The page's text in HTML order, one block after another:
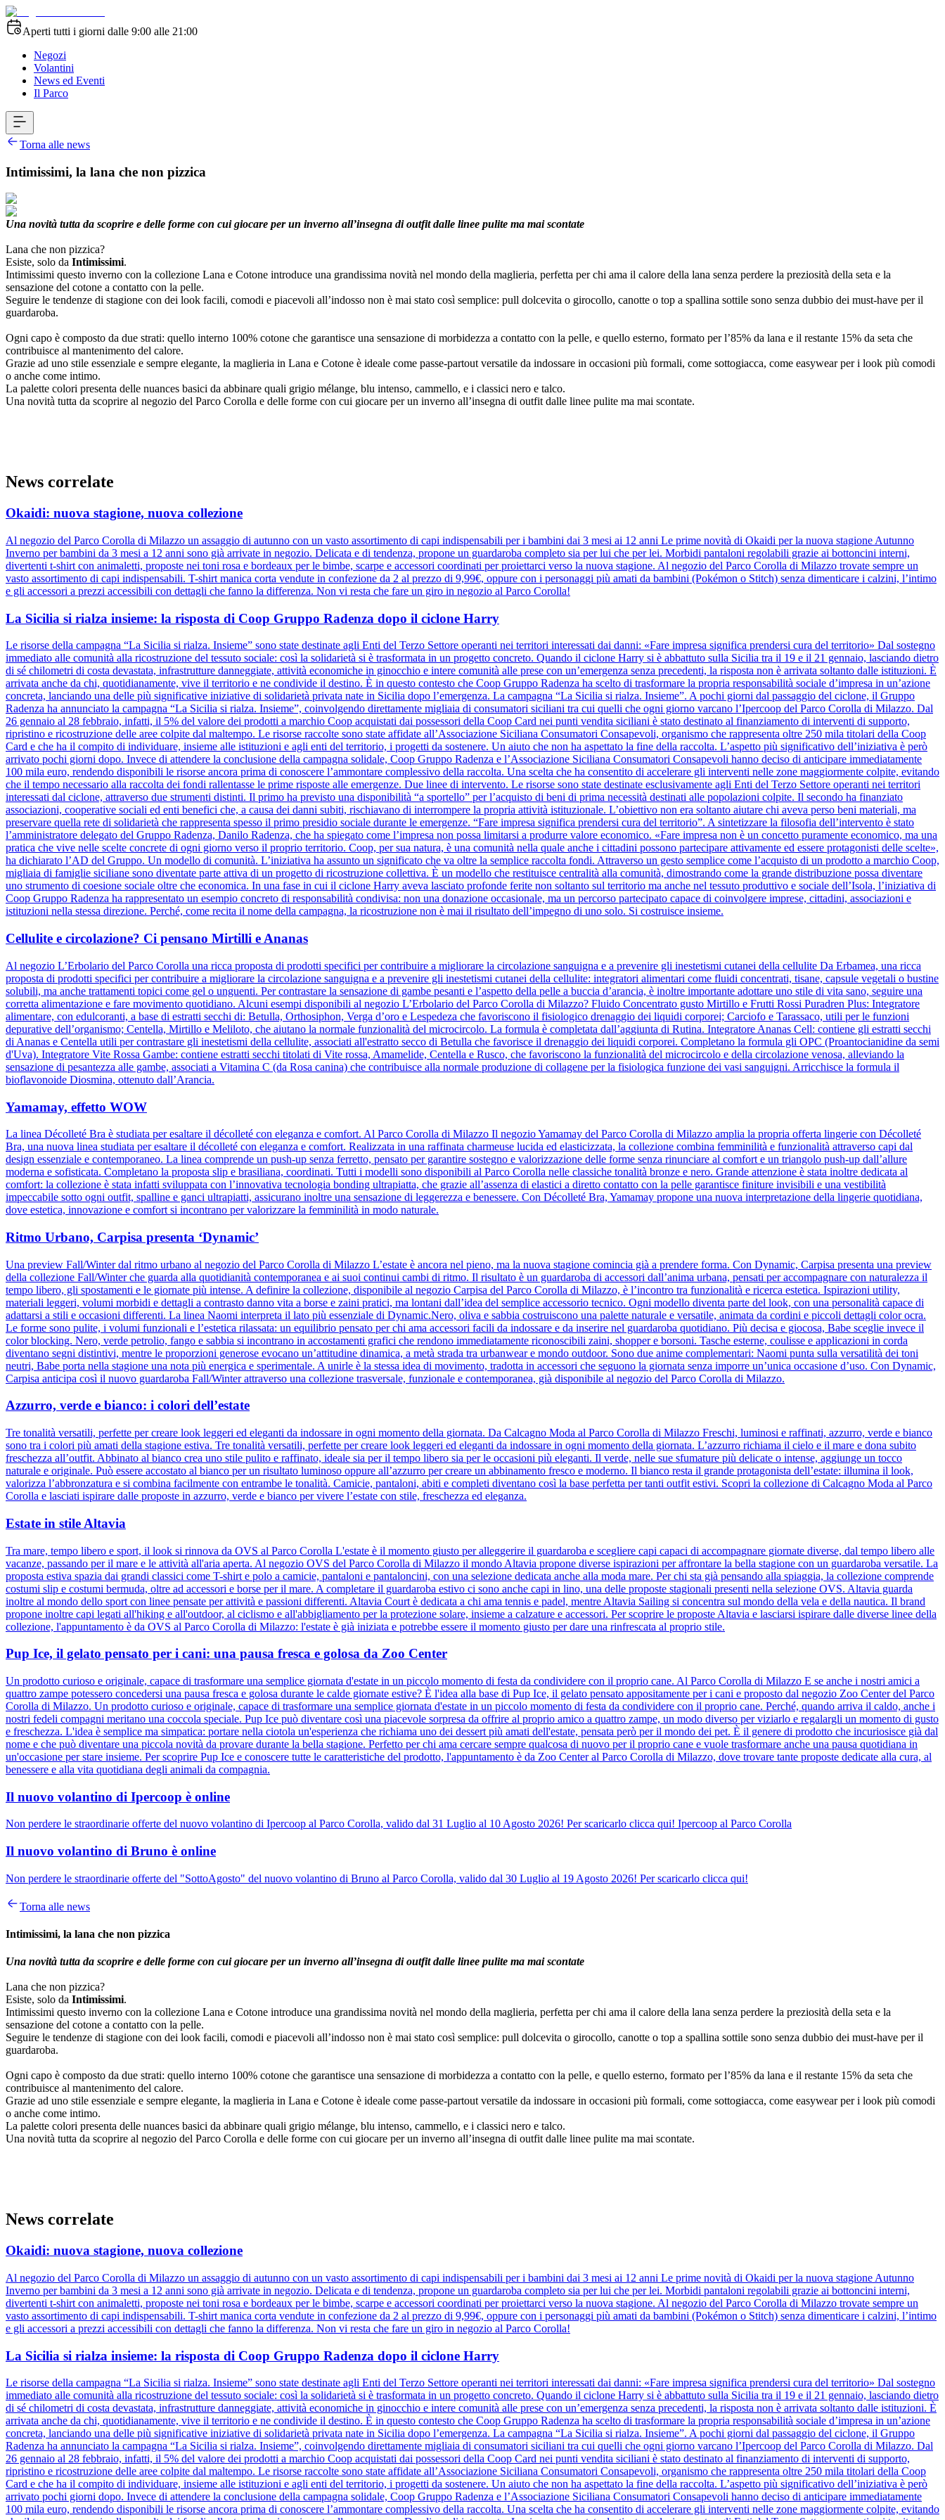
Aperti tutti i giorni dalle 9:00 alle 21:00
Negozi
Volantini
News ed Eventi
Il Parco
Torna alle news
Intimissimi, la lana che non pizzica
Una novità tutta da scoprire e delle forme con cui giocare per un inverno all’insegna di outfit dalle linee pulite ma mai scontate
Lana che non pizzica?
Esiste, solo da Intimissimi.
Intimissimi questo inverno con la collezione Lana e Cotone introduce una grandissima novità nel mondo della maglieria, perfetta per chi ama il calore della lana senza perdere la preziosità della seta e la
sensazione del cotone a contatto con la pelle.
Seguire le tendenze di stagione con dei look facili, comodi e piacevoli all’indosso non è mai stato così semplice: pull dolcevita o girocollo, canotte o top a spallina sottile sono senza dubbio dei must-have per il
guardaroba.
Ogni capo è composto da due strati: quello interno 100% cotone che garantisce una sensazione di morbidezza a contatto con la pelle, e quello esterno, formato per l’85% da lana e il restante 15% da seta che
contribuisce al mantenimento del calore.
Grazie ad uno stile essenziale e sempre elegante, la maglieria in Lana e Cotone è ideale come passe-partout versatile da indossare in occasioni più formali, come sottogiacca, come easywear per i look più comodi
o anche come intimo.
La palette colori presenta delle nuances basici da abbinare quali grigio mélange, blu intenso, cammello, e i classici nero e talco.
Una novità tutta da scoprire al negozio del Parco Corolla e delle forme con cui giocare per un inverno all’insegna di outfit dalle linee pulite ma mai scontate.
News correlate
Okaidi: nuova stagione, nuova collezione
Al negozio del Parco Corolla di Milazzo un assaggio di autunno con un vasto assortimento di capi indispensabili per i bambini dai 3 mesi ai 12 anni Le prime novità di Okaidi per la nuova stagione Autunno
Inverno per bambini da 3 mesi a 12 anni sono già arrivate in negozio. Delicata e di tendenza, propone un guardaroba completo sia per lui che per lei. Morbidi pantaloni regolabili grazie ai bottoncini interni,
divertenti t-shirt con animaletti, proposte nei toni rosa e bordeaux per le bimbe, scarpe e accessori coordinati per proiettarci verso la nuova stagione. Al negozio del Parco Corolla di Milazzo trovate sempre un
vasto assortimento di capi indispensabili. T-shirt manica corta vendute in confezione da 2 al prezzo di 9,99€, oppure con i personaggi più amati da bambini (Pokémon o Stitch) senza dimenticare i calzini, l’intimo
e gli accessori a prezzi accessibili con dettagli che fanno la differenza. Non vi resta che fare un giro in negozio al Parco Corolla!
La Sicilia si rialza insieme: la risposta di Coop Gruppo Radenza dopo il ciclone Harry
Le risorse della campagna “La Sicilia si rialza. Insieme” sono state destinate agli Enti del Terzo Settore operanti nei territori interessati dai danni: «Fare impresa significa prendersi cura del territorio» Dal sostegno
immediato alle comunità alla ricostruzione del tessuto sociale: così la solidarietà si è trasformata in un progetto concreto. Quando il ciclone Harry si è abbattuto sulla Sicilia tra il 19 e il 21 gennaio, lasciando dietro
di sé chilometri di costa devastata, infrastrutture danneggiate, attività economiche in ginocchio e intere comunità alle prese con un’emergenza senza precedenti, la risposta non è arrivata soltanto dalle istituzioni. È
arrivata anche da chi, quotidianamente, vive il territorio e ne condivide il destino. È in questo contesto che Coop Gruppo Radenza ha scelto di trasformare la propria responsabilità sociale d’impresa in un’azione
concreta, lanciando una delle più significative iniziative di solidarietà privata nate in Sicilia dopo l’emergenza. La campagna “La Sicilia si rialza. Insieme”. A pochi giorni dal passaggio del ciclone, il Gruppo
Radenza ha annunciato la campagna “La Sicilia si rialza. Insieme”, coinvolgendo direttamente migliaia di consumatori siciliani tra cui quelli che ogni giorno varcano l’Ipercoop del Parco Corolla di Milazzo. Dal
26 gennaio al 28 febbraio, infatti, il 5% del valore dei prodotti a marchio Coop acquistati dai possessori della Coop Card nei punti vendita siciliani è stato destinato al finanziamento di interventi di supporto,
ripristino e ricostruzione delle aree colpite dal maltempo. Le risorse raccolte sono state affidate all’Associazione Siciliana Consumatori Consapevoli, organismo che rappresenta oltre 250 mila titolari della Coop
Card e che ha il compito di individuare, insieme alle istituzioni e agli enti del territorio, i progetti da sostenere. Un aiuto che non ha aspettato la fine della raccolta. L’aspetto più significativo dell’iniziativa è però
arrivato pochi giorni dopo. Invece di attendere la conclusione della campagna solidale, Coop Gruppo Radenza e l’Associazione Siciliana Consumatori Consapevoli hanno deciso di anticipare immediatamente
100 mila euro, rendendo disponibili le risorse ancora prima di conoscere l’ammontare complessivo della raccolta. Una scelta che ha consentito di accelerare gli interventi nelle zone maggiormente colpite, evitando
che il tempo necessario alla raccolta dei fondi rallentasse le prime risposte alle emergenze. Due linee di intervento. Le risorse sono state destinate esclusivamente agli Enti del Terzo Settore operanti nei territori
interessati dal ciclone, attraverso due strumenti distinti. Il primo ha previsto una disponibilità “a sportello” per l’acquisto di beni di prima necessità destinati alle popolazioni colpite. Il secondo ha finanziato
associazioni, cooperative sociali ed enti benefici che, a causa dei danni subiti, rischiavano di interrompere la propria attività istituzionale. L’obiettivo non era soltanto aiutare chi aveva perso beni materiali, ma
preservare quella rete di solidarietà che rappresenta spesso il primo presidio sociale durante le emergenze. “Fare impresa significa prendersi cura del territorio”. A sintetizzare la filosofia dell’intervento è stato
l’amministratore delegato del Gruppo Radenza, Danilo Radenza, che ha spiegato come l’impresa non possa limitarsi a produrre valore economico. «Fare impresa non è un concetto puramente economico, ma una
pratica che vive nelle scelte concrete di ogni giorno verso il proprio territorio. Coop, per sua natura, è una comunità nella quale anche i cittadini possono partecipare attivamente ed essere protagonisti delle scelte»,
ha dichiarato l’AD del Gruppo. Un modello di comunità. L’iniziativa ha assunto un significato che va oltre la semplice raccolta fondi. Attraverso un gesto semplice come l’acquisto di un prodotto a marchio Coop,
migliaia di famiglie siciliane sono diventate parte attiva di un progetto di ricostruzione collettiva. È un modello che restituisce centralità alla comunità, dimostrando come la grande distribuzione possa diventare
uno strumento di coesione sociale oltre che economica. In una fase in cui il ciclone Harry aveva lasciato profonde ferite non soltanto sul territorio ma anche nel tessuto produttivo e sociale dell’Isola, l’iniziativa di
Coop Gruppo Radenza ha rappresentato un esempio concreto di responsabilità condivisa: non una donazione occasionale, ma un percorso partecipato capace di coinvolgere imprese, cittadini, associazioni e
istituzioni nella stessa direzione. Perché, come recita il nome della campagna, la ricostruzione non è mai il risultato dell’impegno di uno solo. Si costruisce insieme.
Cellulite e circolazione? Ci pensano Mirtilli e Ananas
Al negozio L’Erbolario del Parco Corolla una ricca proposta di prodotti specifici per contribuire a migliorare la circolazione sanguigna e a prevenire gli inestetismi cutanei della cellulite Da Erbamea, una ricca
proposta di prodotti specifici per contribuire a migliorare la circolazione sanguigna e a prevenire gli inestetismi cutanei della cellulite: integratori alimentari come fluidi concentrati, tisane, capsule vegetali o bustine
solubili, ma anche trattamenti topici come gel o unguenti. Per contrastare la sensazione di gambe pesanti e l’aspetto della pelle a buccia d’arancia, è inoltre importante adottare uno stile di vita sano, seguire una
corretta alimentazione e fare movimento quotidiano. Alcuni esempi disponibili al negozio L’Erbolario del Parco Corolla di Milazzo? Fluido Concentrato gusto Mirtillo e Frutti Rossi Puradren Plus: Integratore
alimentare, con edulcoranti, a base di estratti secchi di: Betulla, Orthosiphon, Verga d’oro e Lespedeza che favoriscono il fisiologico drenaggio dei liquidi corporei; Carciofo e Tarassaco, utili per le funzioni
depurative dell’organismo; Centella, Mirtillo e Meliloto, che aiutano la normale funzionalità del microcircolo. La formula è completata dall’aggiunta di Rutina. Integratore Ananas Cell: contiene gli estratti secchi
di Ananas e Centella utili per contrastare gli inestetismi della cellulite, associati all'estratto secco di Betulla che favorisce il drenaggio dei liquidi corporei. Completano la formula gli OPC (Proantocianidine da semi
d'Uva). Integratore Vite Rossa Gambe: contiene estratti secchi titolati di Vite rossa, Amamelide, Centella e Rusco, che favoriscono la funzionalità del microcircolo e della circolazione venosa, alleviando la
sensazione di pesantezza alle gambe, associati a Vitamina C (da Rosa canina) che contribuisce alla normale produzione di collagene per la fisiologica funzione dei vasi sanguigni. Arricchisce la formula il
bioflavonoide Diosmina, ottenuto dall’Arancia.
Yamamay, effetto WOW
La linea Décolleté Bra è studiata per esaltare il décolleté con eleganza e comfort. Al Parco Corolla di Milazzo Il negozio Yamamay del Parco Corolla di Milazzo amplia la propria offerta lingerie con Décolleté
Bra, una nuova linea studiata per esaltare il décolleté con eleganza e comfort. Realizzata in una raffinata charmeuse lucida ed elasticizzata, la collezione combina femminilità e funzionalità attraverso capi dal
design essenziale e contemporaneo. La linea comprende un push-up senza ferretto, pensato per garantire sostegno e valorizzazione delle forme senza rinunciare al comfort e un triangolo push-up dall’allure
moderna e sofisticata. Completano la proposta slip e brasiliana, coordinati. Tutti i modelli sono disponibili al Parco Corolla nelle classiche tonalità bronze e nero. Grande attenzione è stata inoltre dedicata al
comfort: la collezione è stata infatti sviluppata con l’innovativa tecnologia bonding ultrapiatta, che grazie all’assenza di elastici a diretto contatto con la pelle garantisce finiture invisibili e una vestibilità
impeccabile sotto ogni outfit, spalline e ganci ultrapiatti, assicurano inoltre una sensazione di leggerezza e benessere. Con Décolleté Bra, Yamamay propone una nuova interpretazione della lingerie quotidiana,
dove estetica, innovazione e comfort si incontrano per valorizzare la femminilità in modo naturale.
Ritmo Urbano, Carpisa presenta ‘Dynamic’
Una preview Fall/Winter dal ritmo urbano al negozio del Parco Corolla di Milazzo L’estate è ancora nel pieno, ma la nuova stagione comincia già a prendere forma. Con Dynamic, Carpisa presenta una preview
della collezione Fall/Winter che guarda alla quotidianità contemporanea e ai suoi continui cambi di ritmo. Il risultato è un guardaroba di accessori dall’anima urbana, pensati per accompagnare con naturalezza il
tempo libero, gli spostamenti e le giornate più intense. A definire la collezione, disponibile al negozio Carpisa del Parco Corolla di Milazzo, è l’incontro tra funzionalità e ricerca estetica. Ispirazioni utility,
materiali leggeri, volumi morbidi e dettagli a contrasto danno vita a borse e zaini pratici, ma lontani dall’idea del semplice accessorio tecnico. Ogni modello diventa parte del look, con una personalità capace di
adattarsi a stili e occasioni differenti. La linea Naomi interpreta il lato più essenziale di Dynamic.Nero, oliva e sabbia costruiscono una palette naturale e versatile, animata da cordini e piccoli dettagli color ocra.
Le forme sono pulite, i volumi funzionali e l’estetica rilassata: un equilibrio pensato per chi ama accessori facili da indossare e da inserire nel guardaroba quotidiano. Più decisa e giocosa, Babe sceglie invece il
color blocking. Nero, verde petrolio, fango e sabbia si incontrano in accostamenti grafici che rendono immediatamente riconoscibili zaini, shopper e borsoni. Tasche esterne, coulisse e applicazioni in corda
diventano segni distintivi, mentre le proporzioni generose evocano un’attitudine dinamica, a metà strada tra urbanwear e mondo outdoor. Sono due anime complementari: Naomi punta sulla versatilità dei toni
neutri, Babe porta nella stagione una nota più energica e sperimentale. A unirle è la stessa idea di movimento, tradotta in accessori che seguono la giornata senza imporre un’unica occasione d’uso. Con Dynamic,
Carpisa anticipa così il nuovo guardaroba Fall/Winter attraverso una collezione trasversale, funzionale e contemporanea, già disponibile al negozio del Parco Corolla di Milazzo.
Azzurro, verde e bianco: i colori dell’estate
Tre tonalità versatili, perfette per creare look leggeri ed eleganti da indossare in ogni momento della giornata. Da Calcagno Moda al Parco Corolla di Milazzo Freschi, luminosi e raffinati, azzurro, verde e bianco
sono tra i colori più amati della stagione estiva. Tre tonalità versatili, perfette per creare look leggeri ed eleganti da indossare in ogni momento della giornata. L’azzurro richiama il cielo e il mare e dona subito
freschezza all’outfit. Abbinato al bianco crea uno stile pulito e raffinato, ideale sia per il tempo libero sia per le occasioni più eleganti. Il verde, nelle sue sfumature più delicate o intense, aggiunge un tocco
naturale e originale. Può essere accostato al bianco per un risultato luminoso oppure all’azzurro per creare un abbinamento fresco e moderno. Il bianco resta il grande protagonista dell’estate: illumina il look,
valorizza l’abbronzatura e si combina facilmente con entrambe le tonalità. Camicie, pantaloni, abiti e completi diventano così la base perfetta per tanti outfit estivi. Scopri la collezione di Calcagno Moda al Parco
Corolla e lasciati ispirare dalle proposte in azzurro, verde e bianco per vivere l’estate con stile, freschezza ed eleganza.
Estate in stile Altavia
Tra mare, tempo libero e sport, il look si rinnova da OVS al Parco Corolla L'estate è il momento giusto per alleggerire il guardaroba e scegliere capi capaci di accompagnare giornate diverse, dal tempo libero alle
vacanze, passando per il mare e le attività all'aria aperta. Al negozio OVS del Parco Corolla di Milazzo il mondo Altavia propone diverse ispirazioni per affrontare la bella stagione con un guardaroba versatile. La
proposta estiva spazia dai grandi classici come T-shirt e polo a camicie, pantaloni e pantaloncini, con una selezione dedicata anche alla moda mare. Per chi sta già pensando alla spiaggia, la collezione comprende
costumi slip e costumi bermuda, oltre ad accessori e borse per il mare. A completare il guardaroba estivo ci sono anche capi in lino, una delle proposte stagionali presenti nella selezione OVS. Altavia guarda
inoltre al mondo dello sport con linee pensate per attività e passioni differenti. Altavia Court è dedicata a chi ama tennis e padel, mentre Altavia Sailing si concentra sul mondo della vela e della nautica. Il brand
propone inoltre capi legati all'hiking e all'outdoor, al ciclismo e all'abbigliamento per la protezione solare, insieme a calzature e accessori. Per scoprire le proposte Altavia e lasciarsi ispirare dalle diverse linee della
collezione, l'appuntamento è da OVS al Parco Corolla di Milazzo: l'estate è già iniziata e potrebbe essere il momento giusto per dare una rinfrescata al proprio stile.
Pup Ice, il gelato pensato per i cani: una pausa fresca e golosa da Zoo Center
Un prodotto curioso e originale, capace di trasformare una semplice giornata d'estate in un piccolo momento di festa da condividere con il proprio cane. Al Parco Corolla di Milazzo E se anche i nostri amici a
quattro zampe potessero concedersi una pausa fresca e golosa durante le calde giornate estive? È l'idea alla base di Pup Ice, il gelato pensato appositamente per i cani e proposto dal negozio Zoo Center del Parco
Corolla di Milazzo. Un prodotto curioso e originale, capace di trasformare una semplice giornata d'estate in un piccolo momento di festa da condividere con il proprio cane. Perché, quando arriva il caldo, anche i
nostri fedeli compagni meritano una coccola speciale. Pup Ice può diventare così una piacevole sorpresa da offrire al proprio amico a quattro zampe, un modo diverso per viziarlo e regalargli un momento di gusto
e freschezza. L'idea è semplice ma simpatica: portare nella ciotola un'esperienza che richiama uno dei dessert più amati dell'estate, pensata però per il mondo dei pet. È il genere di prodotto che incuriosisce già dal
nome e che può diventare una piccola novità da provare durante la bella stagione. Perfetto per chi ama cercare sempre qualcosa di nuovo per il proprio cane e vuole trasformare anche una pausa quotidiana in
un'occasione per stare insieme. Per scoprire Pup Ice e conoscere tutte le caratteristiche del prodotto, l'appuntamento è da Zoo Center al Parco Corolla di Milazzo, dove trovare tante proposte dedicate alla cura, al
benessere e alla vita quotidiana degli animali da compagnia.
Il nuovo volantino di Ipercoop è online
Non perdere le straordinarie offerte del nuovo volantino di Ipercoop al Parco Corolla, valido dal 31 Luglio al 10 Agosto 2026! Per scaricarlo clicca qui! Ipercoop al Parco Corolla
Il nuovo volantino di Bruno è online
Non perdere le straordinarie offerte del "SottoAgosto" del nuovo volantino di Bruno al Parco Corolla, valido dal 30 Luglio al 19 Agosto 2026! Per scaricarlo clicca qui!
Torna alle news
Intimissimi, la lana che non pizzica
Una novità tutta da scoprire e delle forme con cui giocare per un inverno all’insegna di outfit dalle linee pulite ma mai scontate
Lana che non pizzica?
Esiste, solo da Intimissimi.
Intimissimi questo inverno con la collezione Lana e Cotone introduce una grandissima novità nel mondo della maglieria, perfetta per chi ama il calore della lana senza perdere la preziosità della seta e la
sensazione del cotone a contatto con la pelle.
Seguire le tendenze di stagione con dei look facili, comodi e piacevoli all’indosso non è mai stato così semplice: pull dolcevita o girocollo, canotte o top a spallina sottile sono senza dubbio dei must-have per il
guardaroba.
Ogni capo è composto da due strati: quello interno 100% cotone che garantisce una sensazione di morbidezza a contatto con la pelle, e quello esterno, formato per l’85% da lana e il restante 15% da seta che
contribuisce al mantenimento del calore.
Grazie ad uno stile essenziale e sempre elegante, la maglieria in Lana e Cotone è ideale come passe-partout versatile da indossare in occasioni più formali, come sottogiacca, come easywear per i look più comodi
o anche come intimo.
La palette colori presenta delle nuances basici da abbinare quali grigio mélange, blu intenso, cammello, e i classici nero e talco.
Una novità tutta da scoprire al negozio del Parco Corolla e delle forme con cui giocare per un inverno all’insegna di outfit dalle linee pulite ma mai scontate.
News correlate
Okaidi: nuova stagione, nuova collezione
Al negozio del Parco Corolla di Milazzo un assaggio di autunno con un vasto assortimento di capi indispensabili per i bambini dai 3 mesi ai 12 anni Le prime novità di Okaidi per la nuova stagione Autunno
Inverno per bambini da 3 mesi a 12 anni sono già arrivate in negozio. Delicata e di tendenza, propone un guardaroba completo sia per lui che per lei. Morbidi pantaloni regolabili grazie ai bottoncini interni,
divertenti t-shirt con animaletti, proposte nei toni rosa e bordeaux per le bimbe, scarpe e accessori coordinati per proiettarci verso la nuova stagione. Al negozio del Parco Corolla di Milazzo trovate sempre un
vasto assortimento di capi indispensabili. T-shirt manica corta vendute in confezione da 2 al prezzo di 9,99€, oppure con i personaggi più amati da bambini (Pokémon o Stitch) senza dimenticare i calzini, l’intimo
e gli accessori a prezzi accessibili con dettagli che fanno la differenza. Non vi resta che fare un giro in negozio al Parco Corolla!
La Sicilia si rialza insieme: la risposta di Coop Gruppo Radenza dopo il ciclone Harry
Le risorse della campagna “La Sicilia si rialza. Insieme” sono state destinate agli Enti del Terzo Settore operanti nei territori interessati dai danni: «Fare impresa significa prendersi cura del territorio» Dal sostegno
immediato alle comunità alla ricostruzione del tessuto sociale: così la solidarietà si è trasformata in un progetto concreto. Quando il ciclone Harry si è abbattuto sulla Sicilia tra il 19 e il 21 gennaio, lasciando dietro
di sé chilometri di costa devastata, infrastrutture danneggiate, attività economiche in ginocchio e intere comunità alle prese con un’emergenza senza precedenti, la risposta non è arrivata soltanto dalle istituzioni. È
arrivata anche da chi, quotidianamente, vive il territorio e ne condivide il destino. È in questo contesto che Coop Gruppo Radenza ha scelto di trasformare la propria responsabilità sociale d’impresa in un’azione
concreta, lanciando una delle più significative iniziative di solidarietà privata nate in Sicilia dopo l’emergenza. La campagna “La Sicilia si rialza. Insieme”. A pochi giorni dal passaggio del ciclone, il Gruppo
Radenza ha annunciato la campagna “La Sicilia si rialza. Insieme”, coinvolgendo direttamente migliaia di consumatori siciliani tra cui quelli che ogni giorno varcano l’Ipercoop del Parco Corolla di Milazzo. Dal
26 gennaio al 28 febbraio, infatti, il 5% del valore dei prodotti a marchio Coop acquistati dai possessori della Coop Card nei punti vendita siciliani è stato destinato al finanziamento di interventi di supporto,
ripristino e ricostruzione delle aree colpite dal maltempo. Le risorse raccolte sono state affidate all’Associazione Siciliana Consumatori Consapevoli, organismo che rappresenta oltre 250 mila titolari della Coop
Card e che ha il compito di individuare, insieme alle istituzioni e agli enti del territorio, i progetti da sostenere. Un aiuto che non ha aspettato la fine della raccolta. L’aspetto più significativo dell’iniziativa è però
arrivato pochi giorni dopo. Invece di attendere la conclusione della campagna solidale, Coop Gruppo Radenza e l’Associazione Siciliana Consumatori Consapevoli hanno deciso di anticipare immediatamente
100 mila euro, rendendo disponibili le risorse ancora prima di conoscere l’ammontare complessivo della raccolta. Una scelta che ha consentito di accelerare gli interventi nelle zone maggiormente colpite, evitando